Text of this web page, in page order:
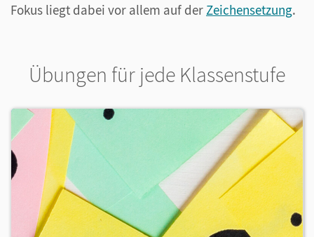
Fokus liegt dabei vor allem auf derZeichensetzung.
Übungen für jede Klassenstufe